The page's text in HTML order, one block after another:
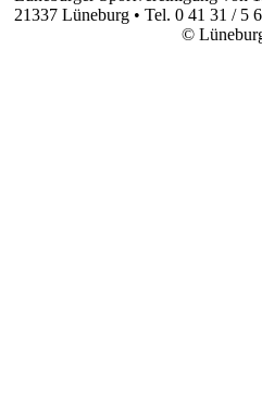
21337 Lüneburg • Tel. 0 41 31 / 5
©